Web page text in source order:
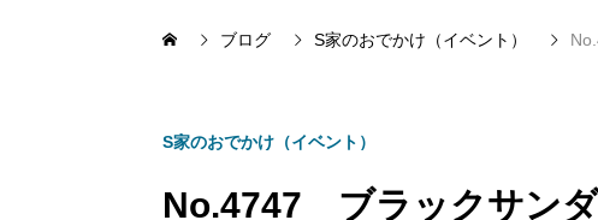
ブログ S家のおでかけ（イベント）
S家のおでかけ（イベント）
No.4747 ブラックサン